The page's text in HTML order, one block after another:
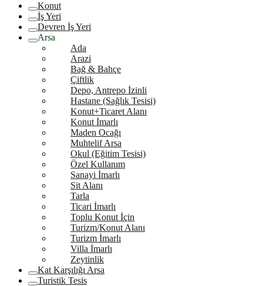
Konut
İş Yeri
Devren İş Yeri
Arsa
Ada
Arazi
Bağ & Bahçe
Çiftlik
Depo, Antrepo İzinli
Hastane (Sağlık Tesisi)
Konut+Ticaret Alanı
Konut İmarlı
Maden Ocağı
Muhtelif Arsa
Okul (Eğitim Tesisi)
Özel Kullanım
Sanayi İmarlı
Sit Alanı
Tarla
Ticari İmarlı
Toplu Konut İçin
Turizm/Konut Alanı
Turizm İmarlı
Villa İmarlı
Zeytinlik
Kat Karşılığı Arsa
Turistik Tesis